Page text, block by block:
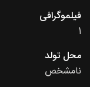
فیلموگرافی
1
محل تولد
نامشخص